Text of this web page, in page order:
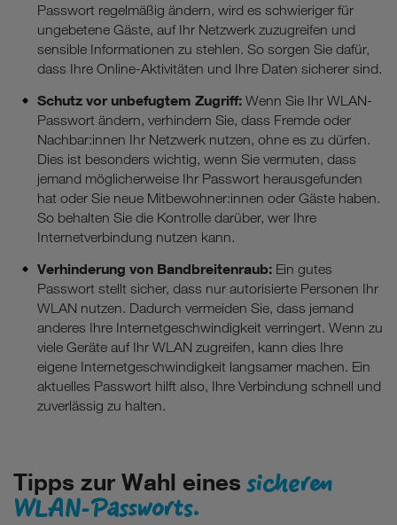
Passwort regelmäßig ändern, wird es schwieriger für
ungebetene Gäste, auf Ihr Netzwerk zuzugreifen und
sensible Informationen zu stehlen. So sorgen Sie dafür,
dass Ihre Online-Aktivitäten und Ihre Daten sicherer sind.
Schutz vor unbefugtem Zugriff: Wenn Sie Ihr WLAN-
Passwort ändern, verhindern Sie, dass Fremde oder
Nachbar:innen Ihr Netzwerk nutzen, ohne es zu dürfen.
Dies ist besonders wichtig, wenn Sie vermuten, dass
jemand möglicherweise Ihr Passwort herausgefunden
hat oder Sie neue Mitbewohner:innen oder Gäste haben.
So behalten Sie die Kontrolle darüber, wer Ihre
Internetverbindung nutzen kann.
Verhinderung von Bandbreitenraub: Ein gutes
Passwort stellt sicher, dass nur autorisierte Personen Ihr
WLAN nutzen. Dadurch vermeiden Sie, dass jemand
anderes Ihre Internetgeschwindigkeit verringert. Wenn zu
viele Geräte auf Ihr WLAN zugreifen, kann dies Ihre
eigene Internetgeschwindigkeit langsamer machen. Ein
aktuelles Passwort hilft also, Ihre Verbindung schnell und
zuverlässig zu halten.
Tipps zur Wahl einessicheren
WLAN-Passworts.